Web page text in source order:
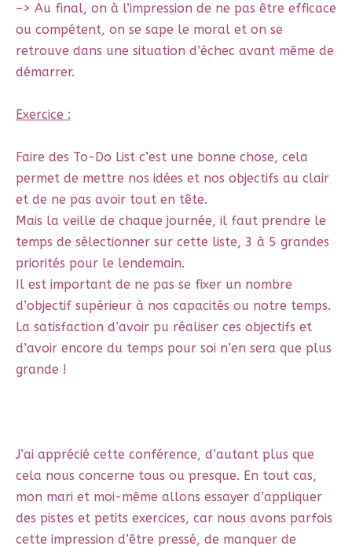
–> Au final, on à l’impression de ne pas être efficace
ou compétent, on se sape le moral et on se
retrouve dans une situation d’échec avant même de
démarrer.
Exercice :
Faire des To-Do List c’est une bonne chose, cela
permet de mettre nos idées et nos objectifs au clair
et de ne pas avoir tout en tête.
Mais la veille de chaque journée, il faut prendre le
temps de sélectionner sur cette liste, 3 à 5 grandes
priorités pour le lendemain.
Il est important de ne pas se fixer un nombre
d’objectif supérieur à nos capacités ou notre temps.
La satisfaction d’avoir pu réaliser ces objectifs et
d’avoir encore du temps pour soi n’en sera que plus
grande !
J’ai apprécié cette conférence, d’autant plus que
cela nous concerne tous ou presque. En tout cas,
mon mari et moi-même allons essayer d’appliquer
des pistes et petits exercices, car nous avons parfois
cette impression d’être pressé, de manquer de